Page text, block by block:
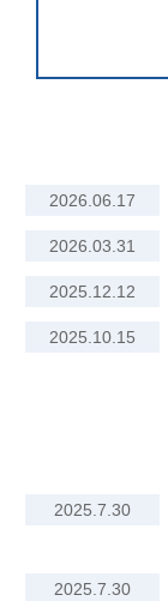
2026.06.17
2026.03.31
2025.12.12
2025.10.15
2025.7.30
2025.7.30